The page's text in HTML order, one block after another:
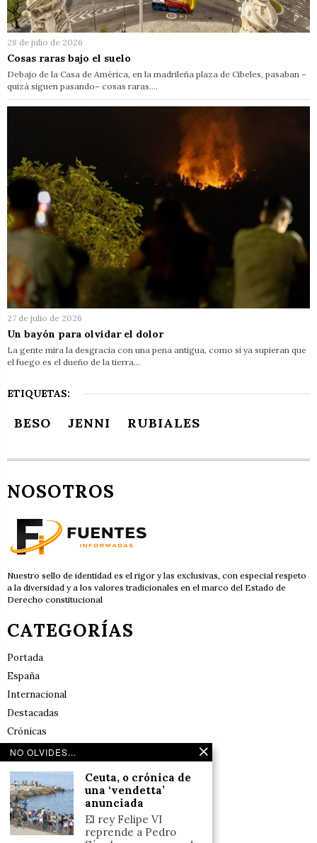
28 de julio de 2026
Cosas raras bajo el suelo
Debajo de la Casa de América, en la madrileña plaza de Cibeles, pasaban –
quizá siguen pasando– cosas raras.…
27 de julio de 2026
Un bayón para olvidar el dolor
La gente mira la desgracia con una pena antigua, como si ya supieran que
el fuego es el dueño de la tierra…
ETIQUETAS:
BESO JENNI RUBIALES
NOSOTROS
Nuestro sello de identidad es el rigor y las exclusivas, con especial respeto
a la diversidad y a los valores tradicionales en el marco del Estado de
Derecho constitucional
CATEGORÍAS
Portada
España
Internacional
Destacadas
Crónicas
Noticias de deportes en España
Reflexiones
LINKS
NO OLVIDES...
Ceuta, o crónica de
una ‘vendetta’
anunciada
El rey Felipe VI
reprende a Pedro